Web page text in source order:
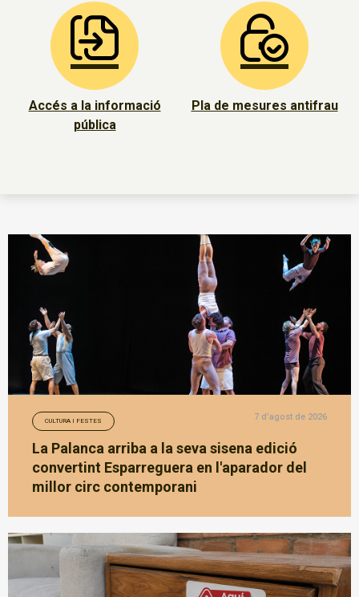
Accés a la informació
pública
Pla de mesures antifrau
CULTURA I FESTES 7 d’agost de 2026
La Palanca arriba a la seva sisena edició
convertint Esparreguera en l'aparador del
millor circ contemporani